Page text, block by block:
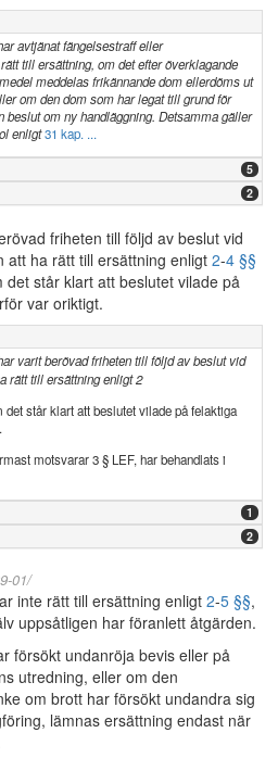
avtjänat fängelsestraff eller
till ersättning, om det efter överklagande
meddelas frikännande dom ellerdöms ut
om den dom som har legat till grund för
beslut om ny handläggning. Detsamma gäller
enligt31 kap. ...
5
2
friheten till följd av beslut vid
att ha rätt till ersättning enligt 2-4 §§
det står klart att beslutet vilade på
var oriktigt.
varit berövad friheten till följd av beslut vid
rätt till ersättning enligt 2
det står klart att beslutet vilade på felaktiga
motsvarar 3 § LEF, har behandlats i
1
2
01/
inte rätt till ersättning enligt 2-5 §§,
uppsåtligen har föranlett åtgärden.
försökt undanröja bevis eller på
utredning, eller om den
om brott har försökt undandra sig
lämnas ersättning endast när